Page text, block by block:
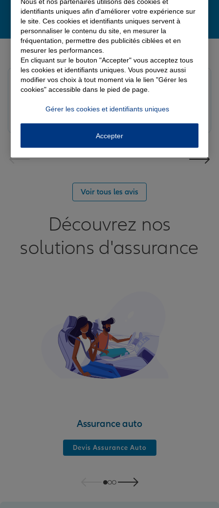
Derniers avis de nos agences Allianz
Note de 5 sur 5
louna p.
Voir tous les avis
Découvrez nos
solutions d'assurance
Assurance auto
Devis Assurance Auto
identifiants uniques afin d'améliorer votre expérience sur
le site. Ces cookies et identifiants uniques servent à
personnaliser le contenu du site, en mesurer la
fréquentation, permettre des publicités ciblées et en
mesurer les performances.
En cliquant sur le bouton "Accepter" vous acceptez tous
les cookies et identifiants uniques. Vous pouvez aussi
modifier vos choix à tout moment via le lien "Gérer les
cookies" accessible dans le pied de page.
Gérer les cookies et identifiants uniques
Accepter